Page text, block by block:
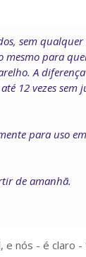
sem
para
A
12 vezes
para uso
de amanhã.
e nós - é